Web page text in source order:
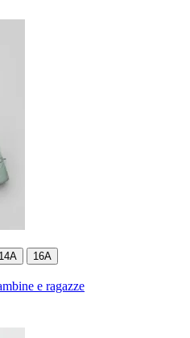
14A 16A
e ragazze